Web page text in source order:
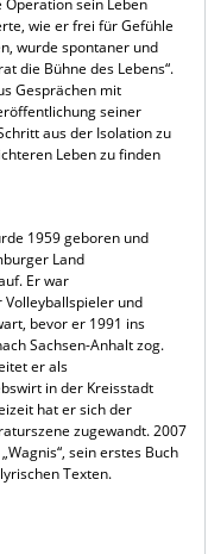
sein Leben
wie er frei für Gefühle
wurde spontaner und
die Bühne des Lebens“.
Gesprächen mit
seiner
aus der Isolation zu
Leben zu finden
1959 geboren und
Land
Er war
und
bevor er 1991 ins
Sachsen-Anhalt zog.
er als
in der Kreisstadt
hat er sich der
zugewandt. 2007
sein erstes Buch
Texten.